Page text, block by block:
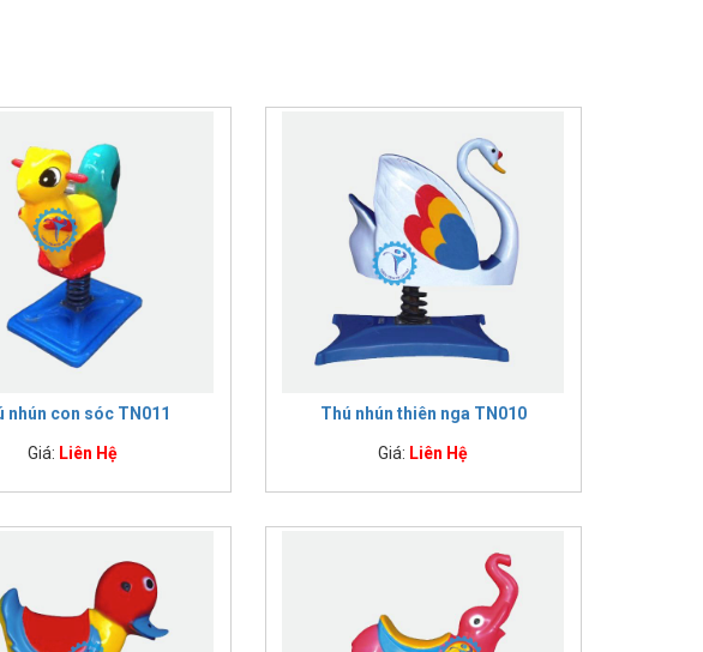
nhún con sóc TN011
Giá: Liên Hệ
Thú nhún thiên nga TN010
Giá: Liên Hệ